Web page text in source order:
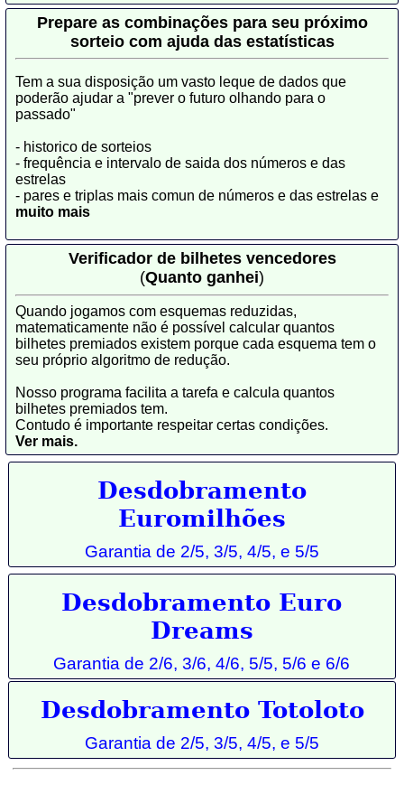
Prepare as combinações para seu próximo
sorteio com ajuda das estatísticas
Tem a sua disposição um vasto leque de dados que
poderão ajudar a "prever o futuro olhando para o
passado"
- historico de sorteios
- frequência e intervalo de saida dos números e das
estrelas
- pares e triplas mais comun de números e das estrelas e
muito mais
Verificador de bilhetes vencedores
(Quanto ganhei)
Quando jogamos com esquemas reduzidas,
matematicamente não é possível calcular quantos
bilhetes premiados existem porque cada esquema tem o
seu próprio algoritmo de redução.
Nosso programa facilita a tarefa e calcula quantos
bilhetes premiados tem.
Contudo é importante respeitar certas condições.
Ver mais.
Desdobramento
Euromilhões
Garantia de 2/5, 3/5, 4/5, e 5/5
Desdobramento Euro
Dreams
Garantia de 2/6, 3/6, 4/6, 5/5, 5/6 e 6/6
Desdobramento Totoloto
Garantia de 2/5, 3/5, 4/5, e 5/5